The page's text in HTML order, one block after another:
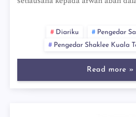
Diariku
Pengedar
Pengedar Shaklee Kuala
Read more »